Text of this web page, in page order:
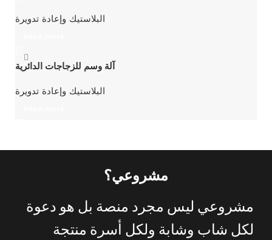
البلاستيك وإعادة تدويرة
آلة وسم للزجاجات الدائرية
البلاستيك وإعادة تدويرة
مشروعي؟
مشروعي ليس مجرد منصة بل هو دعوة
لكل شاب وشابة ولكل أسرة منتجة